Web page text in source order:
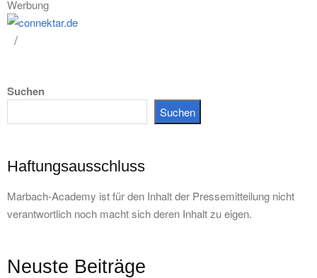
Werbung
Suchen
Suchen
Haftungsausschluss
Marbach-Academy ist für den Inhalt der Pressemitteilung nicht
verantwortlich noch macht sich deren Inhalt zu eigen.
Neuste Beiträge